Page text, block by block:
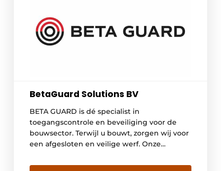
BetaGuard Solutions BV
BETA GUARD is dé specialist in
toegangscontrole en beveiliging voor de
bouwsector. Terwijl u bouwt, zorgen wij voor
een afgesloten en veilige werf. Onze
draadloos via 5G en zijn gekoppeld aan een